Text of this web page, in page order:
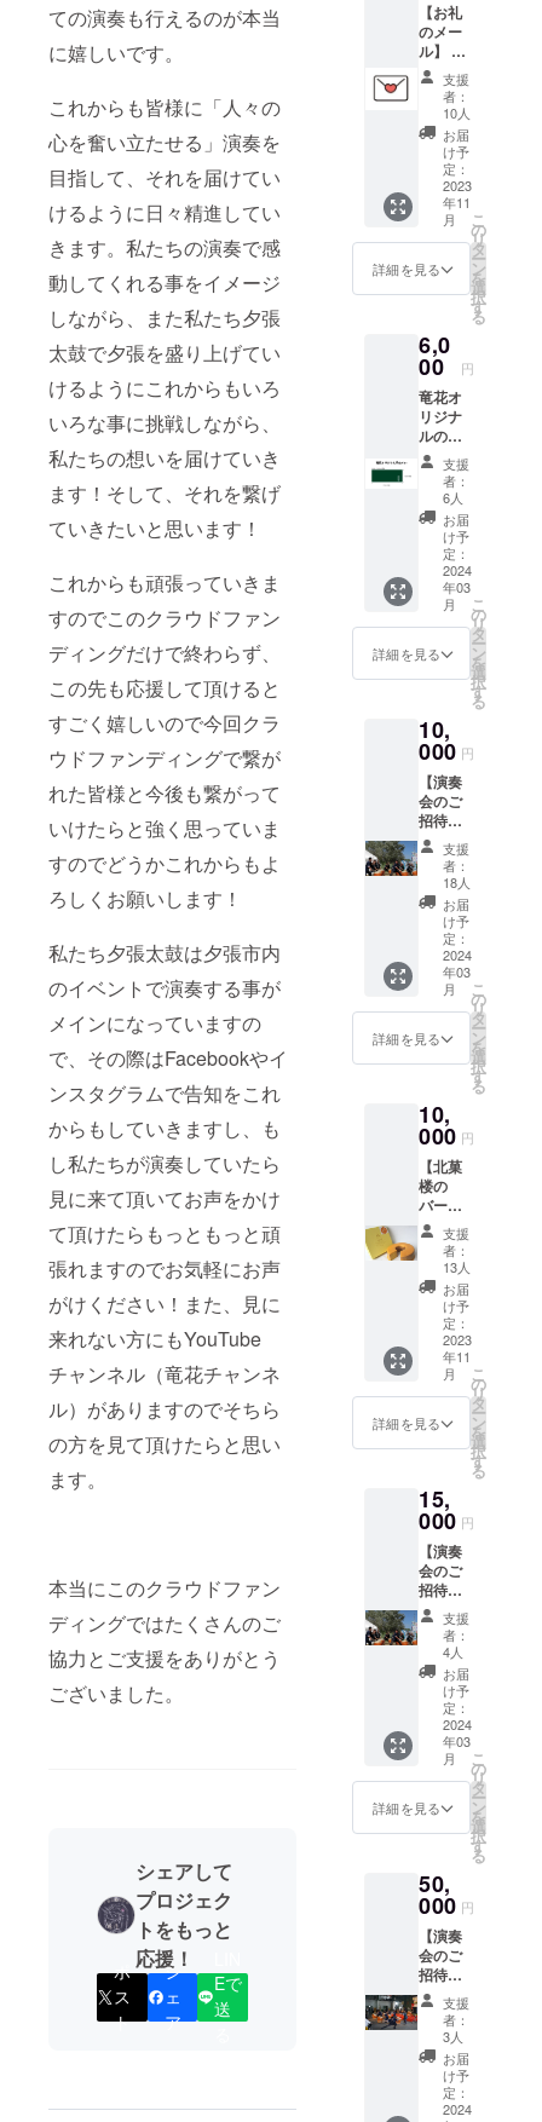
ての演奏も行えるのが本当
に嬉しいです。
これからも皆様に「人々の
心を奮い立たせる」演奏を
目指して、それを届けてい
けるように日々精進してい
きます。私たちの演奏で感
動してくれる事をイメージ
しながら、また私たち夕張
太鼓で夕張を盛り上げてい
けるようにこれからもいろ
いろな事に挑戦しながら、
私たちの想いを届けていき
ます！そして、それを繋げ
ていきたいと思います！
これからも頑張っていきま
すのでこのクラウドファン
ディングだけで終わらず、
この先も応援して頂けると
すごく嬉しいので今回クラ
ウドファンディングで繋が
れた皆様と今後も繋がって
いけたらと強く思っていま
すのでどうかこれからもよ
ろしくお願いします！
私たち夕張太鼓は夕張市内
のイベントで演奏する事が
メインになっていますの
で、その際はFacebookやイ
ンスタグラムで告知をこれ
からもしていきますし、も
し私たちが演奏していたら
見に来て頂いてお声をかけ
て頂けたらもっともっと頑
張れますのでお気軽にお声
がけください！また、見に
来れない方にもYouTube
チャンネル（竜花チャンネ
ル）がありますのでそちら
の方を見て頂けたらと思い
ます。
本当にこのクラウドファン
ディングではたくさんのご
協力とご支援をありがとう
ございました。
シェアして
プロジェク
トをもっと
応援！
ポ
ス
ト
シ
ェ
ア
Eで
送
【お礼
のメー
ル】 ・
メール
にて感
謝の気
持ちを
お届け
させて
いただ
きま
す。
支援
者：
10人
お届
け予
定：
2023
年11
月
詳細を見る
こ
の
リ
タ
ー
ン
を
選
択
す
る
6,0
00 円
竜花オ
リジナ
ルの手
ぬぐい
をお送
りいた
しま
す。 ・
サイ
ズ：
w900m
m×h35
0mm ・
素材：
岡生地
応染
め、地
詰まり
支援
者：
6人
お届
け予
定：
2024
年03
月
詳細を見る
こ
の
リ
タ
ー
ン
を
選
択
す
る
10,
000 円
【演奏
会のご
招待】
支援者
限定の
感謝を
お伝え
する演
奏会に
ご招待
いたし
ます。
〇日
時：
2024年
3月10日
定） 〇
場所：
北海道
夕張市
沼ノ沢
38番
地
あ・
りーさ
だの杜
（予
定） ※
オンラ
インで
の視聴
も可能
です。
URLを
お送り
いただ
きま
す。
支援
者：
18人
お届
け予
定：
2024
年03
月
詳細を見る
こ
の
リ
タ
ー
ン
を
選
択
す
る
10,
000 円
【北菓
楼の
バーム
クーヘ
ン「妖
精の
森 夕
張メロ
味」】
夕張道
の駅メ
ロード
でしか
買えな
楼の
バーム
クーヘ
ン「妖
精の
森 夕
張メロ
ン味」
をお送
りいた
しま
す。 バ
ウム
クーヘ
ン「妖
精の
森」
木の心
棒に紙
き、職
人が付
きっき
りで一
本一本
焼き具
合や生
地の厚
み、焼
き上げ
支援
者：
13人
お届
け予
定：
2023
年11
月
詳細を見る
こ
の
リ
タ
ー
ン
を
選
択
す
る
15,
000 円
【演奏
会のご
招待＋
竜花オ
リジナ
ル手ぬ
ぐい】
①支援
者限定
の感謝
をお伝
えする
演奏会
にご招
待いた
・日
時：
2024年
3月10日
（予
定）
・場
所：北
海道夕
張市沼
ノ沢38
番地
あ・
支援
者：
4人
お届
け予
定：
2024
年03
月
詳細を見る
こ
の
リ
タ
ー
ン
を
選
択
す
る
50,
000 円
【演奏
会のご
招待＋
竜花オ
リジナ
ル手ぬ
ぐい＋
太鼓に
お名前
の記
支援
者：
3人
お届
け予
定：
2024